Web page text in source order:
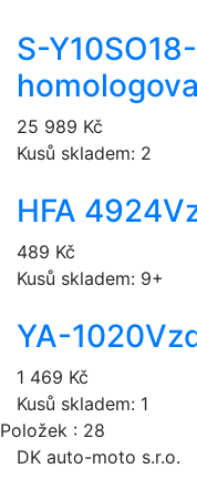
S-
25 989 Kč
Kusů skladem: 2
HFA 4924
489 Kč
Kusů skladem: 9+
YA-1020
1 469 Kč
Kusů skladem: 1
Položek : 28
DK auto-moto s.r.o.